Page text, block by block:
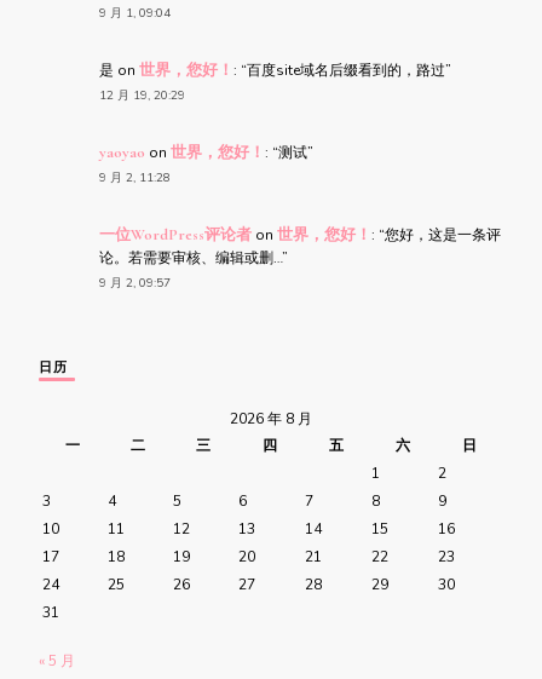
9 月 1, 09:04
是 on 世界，您好！ : “百度site域名后缀看到的，路过”
12 月 19, 20:29
yaoyao on 世界，您好！ : “测试”
9 月 2, 11:28
一位WordPress评论者 on 世界，您好！ : “您好，这是一条评
论。若需要审核、编辑或删…”
9 月 2, 09:57
日历
2026 年 8 月
一
二 三 四 五 六
日
1
2
3
4 5 6 7 8
9
10
11 12 13 14 15
16
17
18 19 20 21 22
23
24
25 26 27 28 29
30
31
« 5 月